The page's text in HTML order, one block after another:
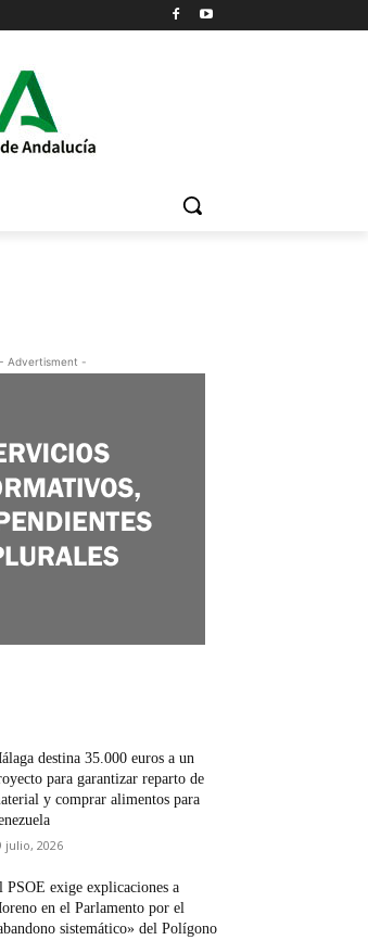
- Advertisment -
destina 35.000 euros a un
para garantizar reparto de
y comprar alimentos para
julio, 2026
PSOE exige explicaciones a
en el Parlamento por el
sistemático» del Polígono